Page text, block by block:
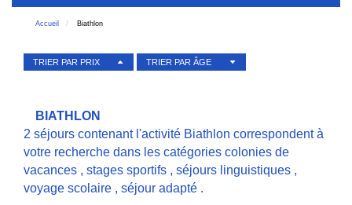
Accueil Biathlon
TRIER PAR PRIX TRIER PAR ÂGE
BIATHLON
2 séjours contenant l'activité Biathlon correspondent à
votre recherche dans les catégories colonies de
vacances , stages sportifs , séjours linguistiques ,
voyage scolaire , séjour adapté .